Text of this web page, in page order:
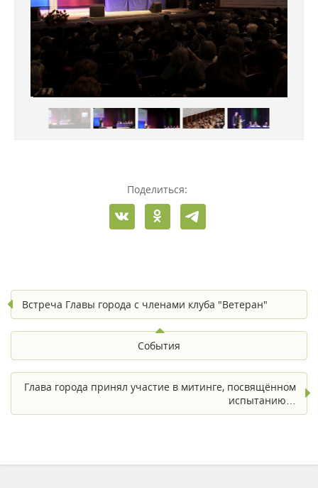
Поделиться:
Встреча Главы города с членами клуба "Ветеран"
События
Глава города принял участие в митинге, посвящённом
испытанию…